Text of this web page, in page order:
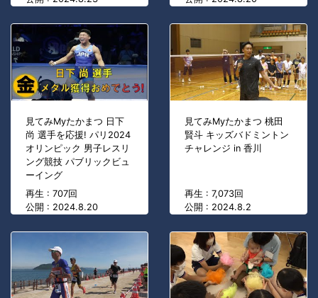
見てみMyたかまつ 日下
尚 選手を応援! パリ2024
オリンピック 男子レスリ
ング競技 パブリックビュ
ーイング
再生 : 707回
公開 : 2024.8.20
見てみMyたかまつ 桃田
賢斗 キッズバドミントン
チャレンジ in 香川
再生 : 7,073回
公開 : 2024.8.2